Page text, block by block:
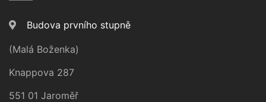
Budova prvního stupně
(Malá Boženka)
Knappova 287
551 01 Jaroměř